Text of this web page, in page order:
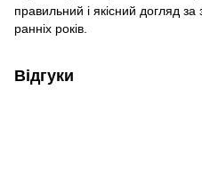
правильний і якісний догляд
ранніх років.
Відгуки